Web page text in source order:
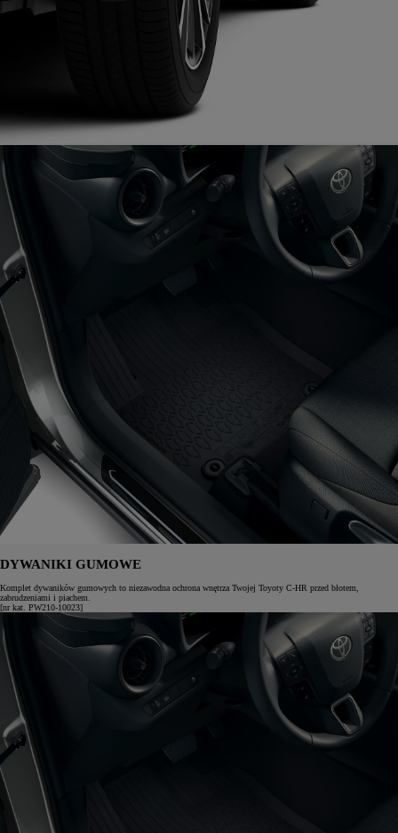
DYWANIKI GUMOWE
Komplet dywaników gumowych to niezawodna ochrona wnętrza Twojej Toyoty C-HR przed błotem,
zabrudzeniami i piachem.
[nr kat. PW210-10023]